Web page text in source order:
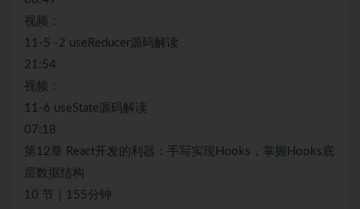
视频：
11-5 -2 useReducer源码解读
21:54
视频：
11-6 useState源码解读
07:18
第12章 React开发的利器：手写实现Hooks，掌握Hooks底
层数据结构
10 节｜155分钟